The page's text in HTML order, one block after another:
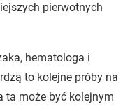
pierwotnych
hematologa i
to kolejne próby na
ta może być kolejnym